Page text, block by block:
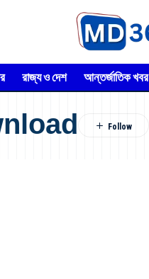
রাজ্য ও দেশ আন্তর্জাতিক খবর